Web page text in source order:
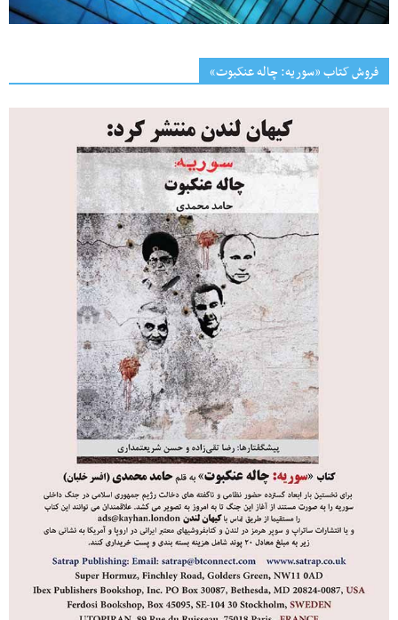
فروش کتاب «سوریه: چاله عنکبوت»